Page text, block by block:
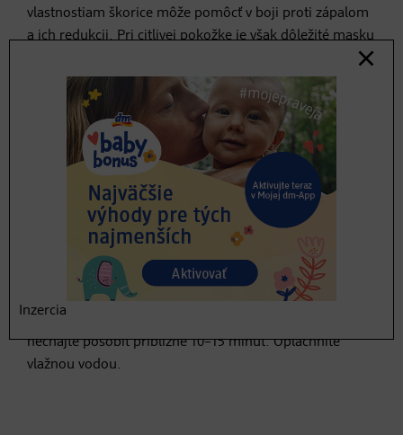
vlastnostiam škorice môže pomôcť v boji proti zápalom
a ich redukcii. Pri citlivej pokožke je však dôležité masku
Ingrediencie:
1 čajová lyžička škorice
2 polievkové lyžice jablčného octu
1 polievková lyžica medu
Použitie:
jablčný ocot
a med dobre premiešajte, kým
nechajte pôsobiť približne 10–15 minút. Opláchnite
vlažnou vodou.
Inzercia